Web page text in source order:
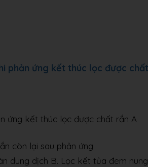
phản ứng kết thúc lọc được chất
ứng kết thúc lọc được chất rắn A
còn lại sau phản ứng
dung dịch B. Lọc kết tủa đem nung